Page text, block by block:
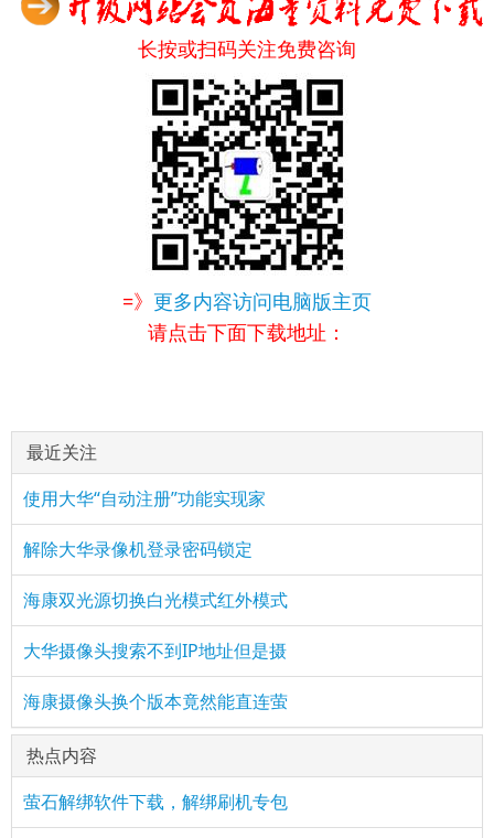
长按或扫码关注免费咨询
=》 更多内容访问电脑版主页
请点击下面下载地址：
最近关注
使用大华“自动注册”功能实现家
解除大华录像机登录密码锁定
海康双光源切换白光模式红外模式
大华摄像头搜索不到IP地址但是摄
海康摄像头换个版本竟然能直连萤
热点内容
萤石解绑软件下载，解绑刷机专包